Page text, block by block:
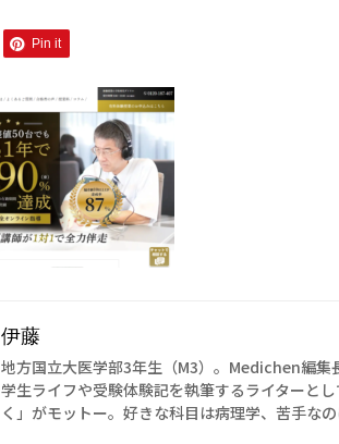
Pin it
伊藤
地方国立大医学部3年生（M3）。Medichen編集
学生ライフや受験体験記を執筆するライターと
く」がモットー。好きな科目は病理学、苦手な